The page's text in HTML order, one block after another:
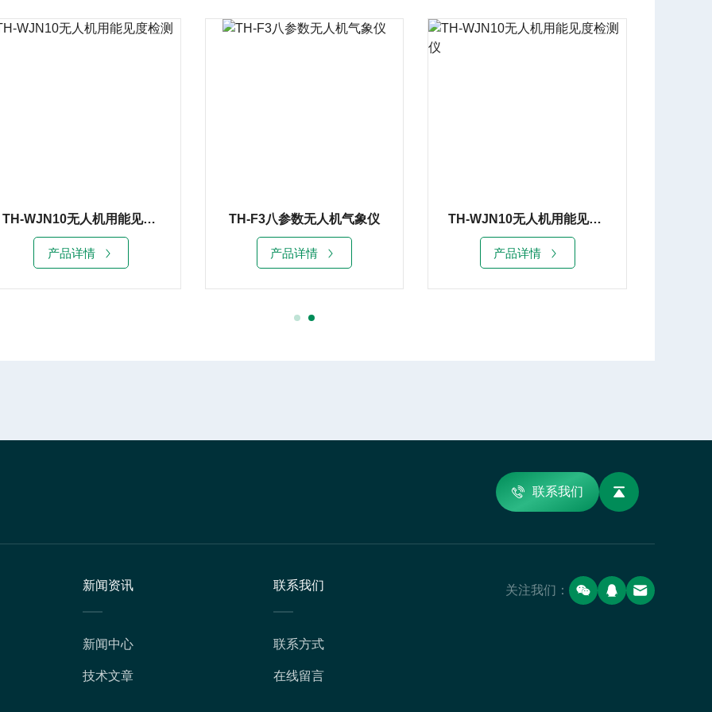
TH-WJN10无人机用能见度检测仪
产品详情
TH-F3八参数无人机气象仪
产品详情
TH-WJN10无人机用能见度检测仪
产品详情
联系我们
新闻资讯
新闻中心
技术文章
联系我们
联系方式
在线留言
关注我们：